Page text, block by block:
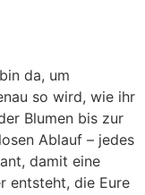
da, um
so wird, wie ihr
Blumen bis zur
Ablauf – jedes
damit eine
entsteht, die Eure